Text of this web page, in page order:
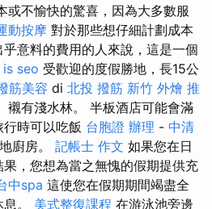
或不愉快的驚喜，因為大多數服
動按摩 對於那些想仔細計劃成本
意料的費用的人來說，這是一個
seo 受歡迎的度假勝地，長15公
筋美容 di 北投 撥筋 新竹 外燴 推
襯有淺水林。 半板酒店可能會滿
時可以吃飯 台胞證 辦理 - 中清
廚房。 記帳士 作文 如果您在日
，您想為當之無愧的假期提供充
中spa 這使您在假期期間竭盡全
。 美式整復課程 在游泳池旁邊